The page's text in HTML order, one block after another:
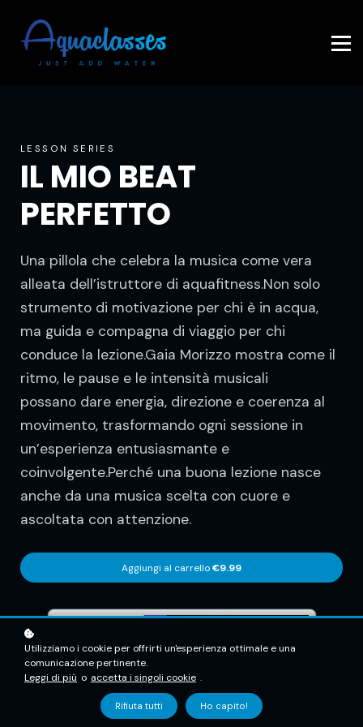
Accedi
LESSON SERIES
IL MIO BEAT
PERFETTO
Una pillola che celebra la musica come vera
alleata dell’istruttore di aquafitness.Non solo
strumento di motivazione per chi è in acqua,
ma guida e compagna di viaggio per chi
conduce la lezione.Gaia Morizzo mostra come il
ritmo, le pause e le intensità musicali
possano dare energia, direzione e coerenza al
movimento, trasformando ogni sessione in
un’esperienza entusiasmante e
coinvolgente.Perché una buona lezione nasce
anche da una musica scelta con cuore e
ascoltata con attenzione.
Aggiungi al carrello€9.99
Utilizziamo i cookie per offrirti un'esperienza ottimale e una
comunicazione pertinente.
Leggi di più o accetta i singoli cookie .
Rifiuta tutti Ho capito!